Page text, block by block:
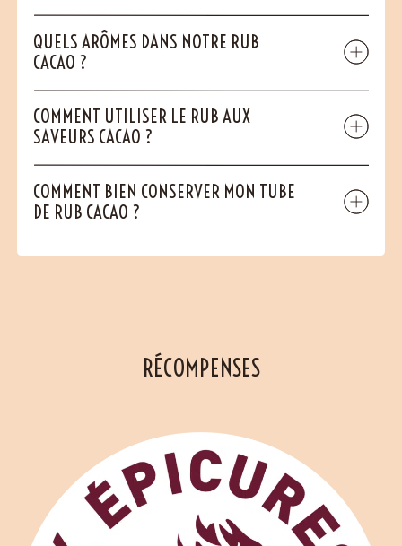
QUELS ARÔMES DANS NOTRE RUB
CACAO ?
COMMENT UTILISER LE RUB AUX
SAVEURS CACAO ?
COMMENT BIEN CONSERVER MON TUBE
DE RUB CACAO ?
RÉCOMPENSES